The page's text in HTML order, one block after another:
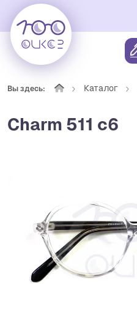
Вы здесь: Каталог
Charm 511 с6